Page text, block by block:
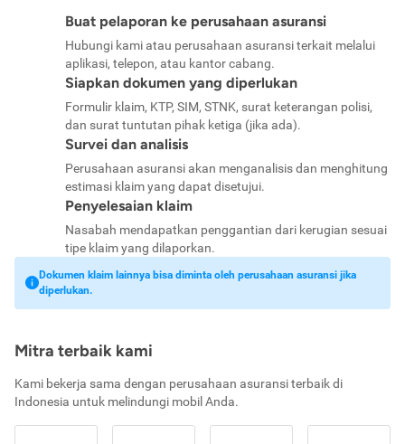
Buat pelaporan ke perusahaan asuransi
Hubungi kami atau perusahaan asuransi terkait melalui
aplikasi, telepon, atau kantor cabang.
Siapkan dokumen yang diperlukan
Formulir klaim, KTP, SIM, STNK, surat keterangan polisi,
dan surat tuntutan pihak ketiga (jika ada).
Survei dan analisis
Perusahaan asuransi akan menganalisis dan menghitung
estimasi klaim yang dapat disetujui.
Penyelesaian klaim
Nasabah mendapatkan penggantian dari kerugian sesuai
tipe klaim yang dilaporkan.
Dokumen klaim lainnya bisa diminta oleh perusahaan asuransi jika
diperlukan.
Mitra terbaik kami
Kami bekerja sama dengan perusahaan asuransi terbaik di
Indonesia untuk melindungi mobil Anda.